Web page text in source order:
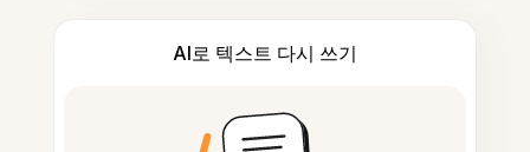
AI로 텍스트 다시 쓰기